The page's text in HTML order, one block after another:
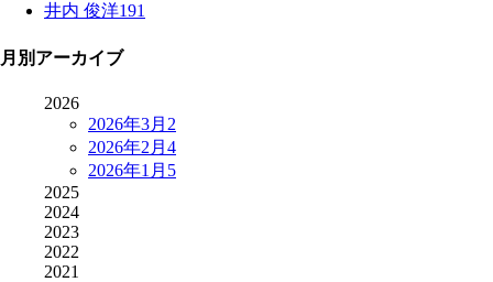
井内 俊洋191
月別アーカイブ
2026
2026年3月 2
2026年2月 4
2026年1月 5
2025
2024
2023
2022
2021